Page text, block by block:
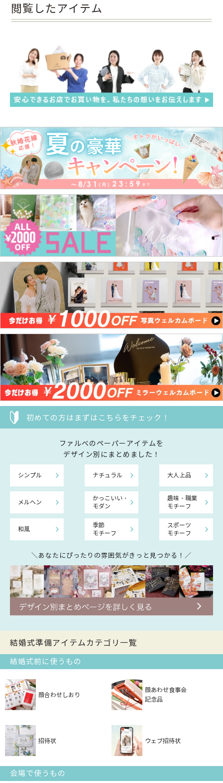
閲覧したアイテム
初めての方はまずはこちらをチェック！
ファルべのペーパーアイテムを
デザイン別にまとめました！
シンプル ナチュラル 大人上品
メルヘン
かっこいい・
モダン
趣味・職業
モチーフ
和風
季節
モチーフ
スポーツ
モチーフ
＼あなたにぴったりの雰囲気がきっと見つかる！／
結婚式準備アイテムカテゴリ一覧
結婚式前に使うもの
顔合わせしおり
顔あわせ食事会
記念品
招待状 ウェブ招待状
会場で使うもの